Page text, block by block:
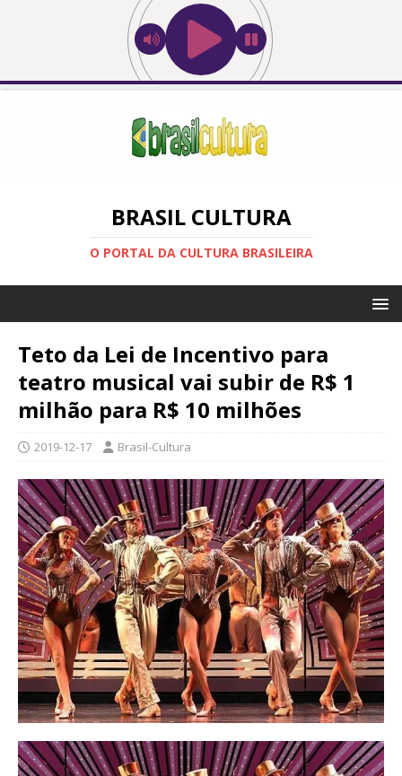
BRASIL CULTURA
O PORTAL DA CULTURA BRASILEIRA
Teto da Lei de Incentivo para
teatro musical vai subir de R$ 1
milhão para R$ 10 milhões
2019-12-17 Brasil-Cultura